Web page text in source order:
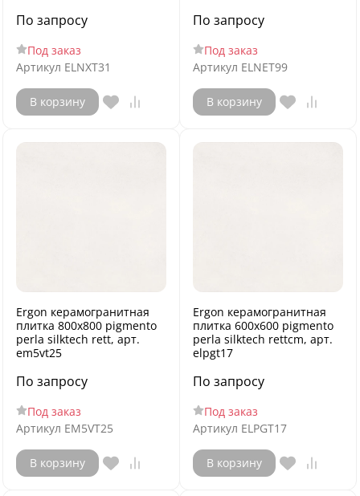
По запросу
Под заказ
Артикул ELNXT31
В корзину
По запросу
Под заказ
Артикул ELNET99
В корзину
Ergon керамогранитная
плитка 800x800 pigmento
perla silktech rett, арт.
em5vt25
По запросу
Под заказ
Артикул EM5VT25
В корзину
Ergon керамогранитная
плитка 600x600 pigmento
perla silktech rettcm, арт.
elpgt17
По запросу
Под заказ
Артикул ELPGT17
В корзину